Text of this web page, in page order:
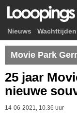
Nieuws Wachttijden
Movie Park
25 jaar
nieuwe
14-06-2021, 10.36 uur